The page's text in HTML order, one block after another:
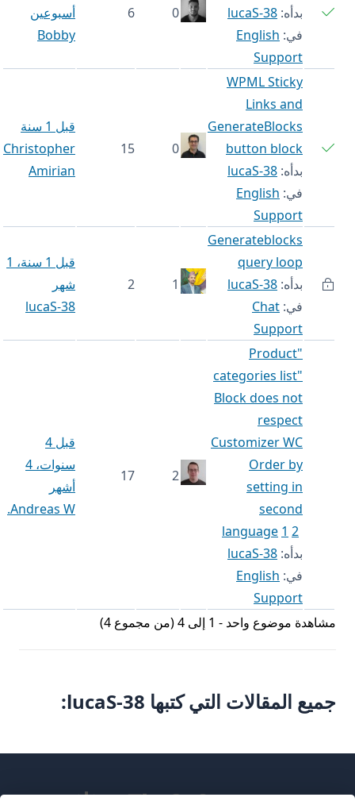
بدأه: lucaS-38
في: English
Support
0
6
أسبوعين
Bobby
WPML Sticky
Links and
GenerateBlocks
button block
بدأه: lucaS-38
في: English
Support
0
15
قبل 1 سنة
Christopher
Amirian
Generateblocks
query loop
بدأه: lucaS-38
في: Chat
Support
1
2
قبل 1 سنة، 1
شهر
lucaS-38
"Product
categories list"
Block does not
respect
Customizer WC
Order by
setting in
second
language 1 2
بدأه: lucaS-38
في: English
Support
2
17
قبل 4
سنوات، 4
أشهر
Andreas W.
مشاهدة موضوع واحد - 1 إلى 4 (من مجموع 4)
جميع المقالات التي كتبها lucaS-38: